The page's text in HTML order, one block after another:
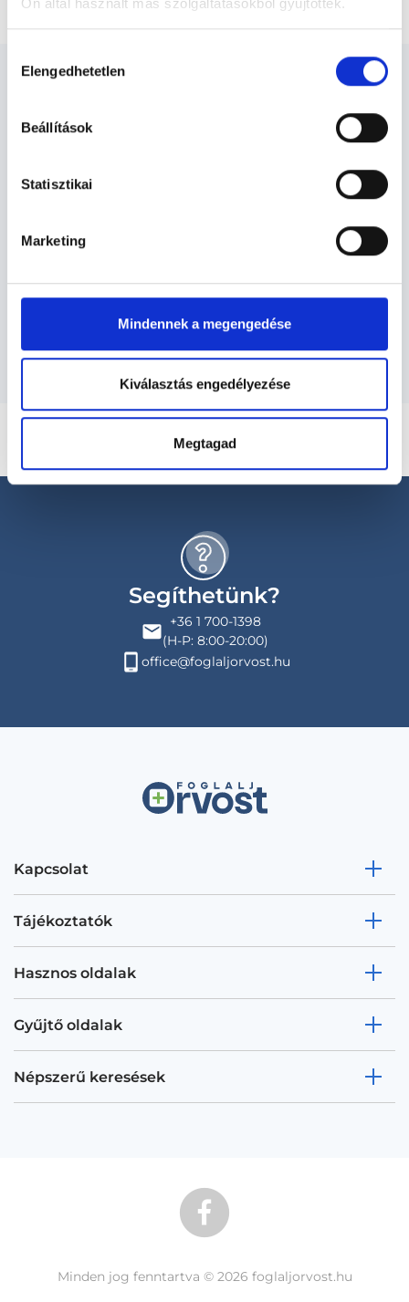
szabályzat:https://foglaljorvost.hu/info/foglaljorvost-
kiválasztása
Elengedhetetlen
Beállítások
Statisztikai
Marketing
Mindennek a megengedése
Kiválasztás engedélyezése
Megtagad
vizsgálatok
Labor vizsgálatok TERÜLETHEZ
Szolgáltatások
Segíthetünk?
+36 1 700-1398
(H-P: 8:00-20:00)
office@foglaljorvost.hu
Kapcsolat
Tájékoztatók
Hasznos oldalak
Gyűjtő oldalak
Népszerű keresések
Minden jog fenntartva © 2026 foglaljorvost.hu